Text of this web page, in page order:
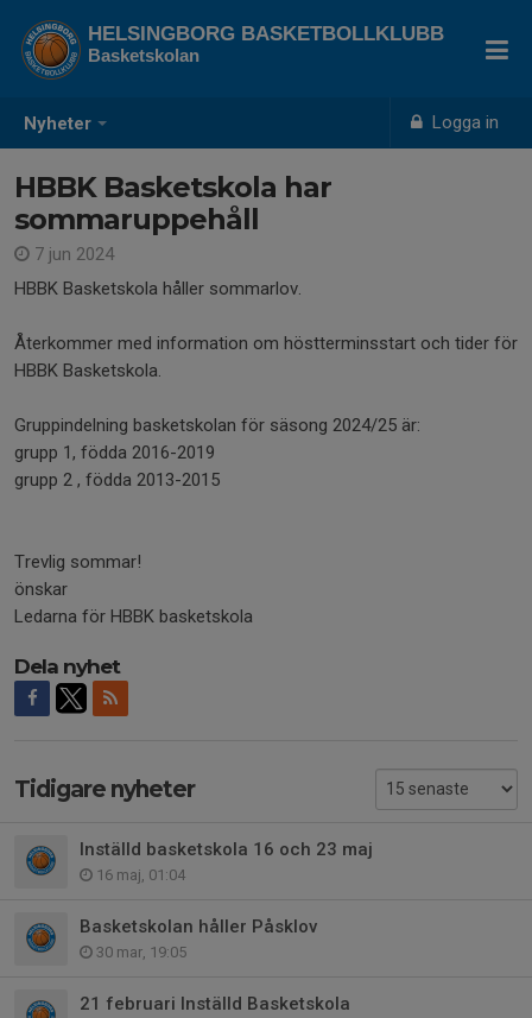
Nyheter Logga in
HELSINGBORG BASKETBOLLKLUBB
Basketskolan
HBBK Basketskola har
sommaruppehåll
7 jun 2024
HBBK Basketskola håller sommarlov.
Återkommer med information om höstterminsstart och tider för
HBBK Basketskola.
Gruppindelning basketskolan för säsong 2024/25 är:
grupp 1, födda 2016-2019
grupp 2 , födda 2013-2015
Trevlig sommar!
önskar
Ledarna för HBBK basketskola
Dela nyhet
Tidigare nyheter
Inställd basketskola 16 och 23 maj
16 maj, 01:04
Basketskolan håller Påsklov
30 mar, 19:05
21 februari Inställd Basketskola